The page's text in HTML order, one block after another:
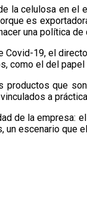
la celulosa en
es
una política de
19, el
como el del
que
a
de la empresa:
escenario que